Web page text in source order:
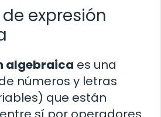
expresión
algebraica es una
números y letras
que están